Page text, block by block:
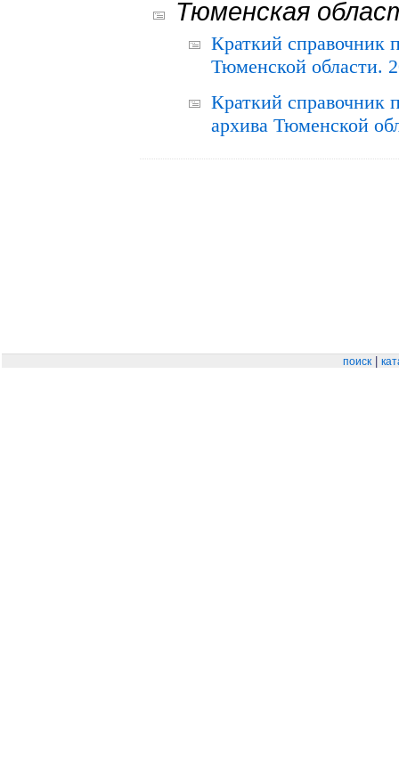
Тюменская
Краткий справочник
Тюменской области.
Краткий справочник
архива Тюменской
поиск